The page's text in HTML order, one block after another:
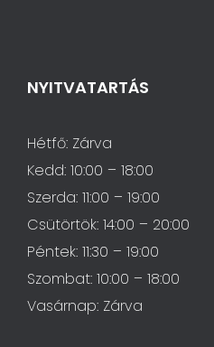
NYITVATARTÁS
Hétfő: Zárva
Kedd: 10:00 – 18:00
Szerda: 11:00 – 19:00
Csütörtök: 14:00 – 20:00
Péntek: 11:30 – 19:00
Szombat: 10:00 – 18:00
Vasárnap: Zárva